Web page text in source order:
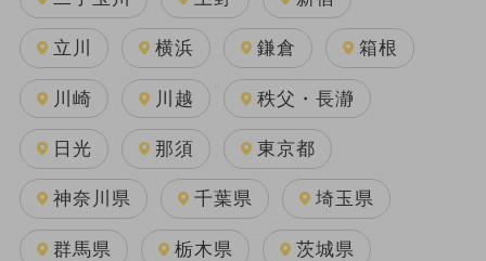
立川 横浜 鎌倉 箱根
川崎 川越 秩父・長瀞
日光 那須 東京都
神奈川県 千葉県 埼玉県
群馬県 栃木県 茨城県